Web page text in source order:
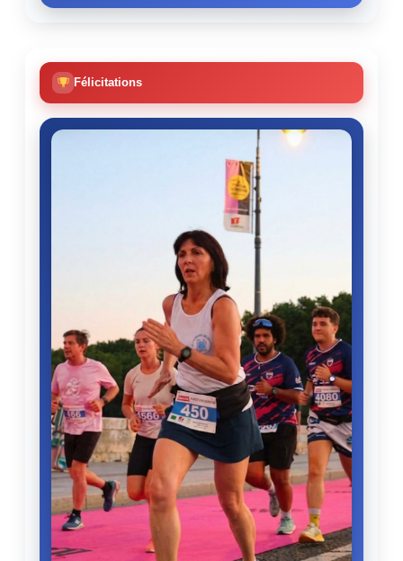
Félicitations